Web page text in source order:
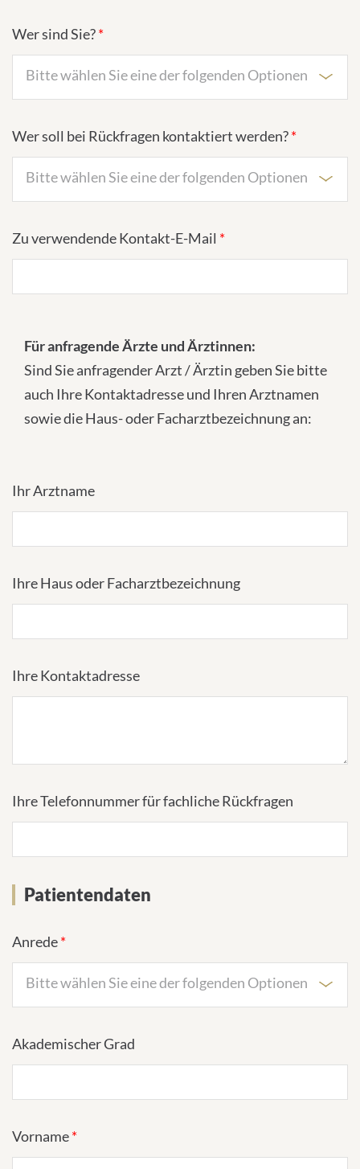
Wer sind Sie?*
Bitte wählen Sie eine der folgenden Optionen
Wer soll bei Rückfragen kontaktiert werden?*
Bitte wählen Sie eine der folgenden Optionen
Zu verwendende Kontakt-E-Mail *
Für anfragende Ärzte und Ärztinnen:
Sind Sie anfragender Arzt / Ärztin geben Sie bitte
auch Ihre Kontaktadresse und Ihren Arztnamen
sowie die Haus- oder Facharztbezeichnung an:
Ihr Arztname
Ihre Haus oder Facharztbezeichnung
Ihre Kontaktadresse
Ihre Telefonnummer für fachliche Rückfragen
Patientendaten
Anrede*
Bitte wählen Sie eine der folgenden Optionen
Akademischer Grad
Vorname*